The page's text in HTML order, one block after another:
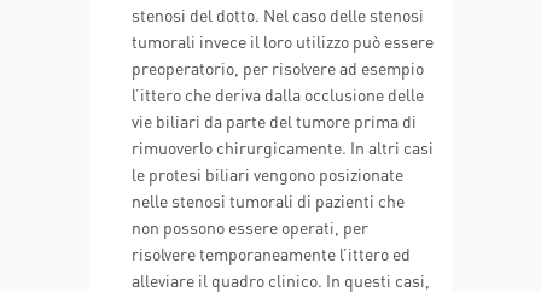
stenosi del dotto. Nel caso delle stenosi
tumorali invece il loro utilizzo può essere
preoperatorio, per risolvere ad esempio
l’ittero che deriva dalla occlusione delle
vie biliari da parte del tumore prima di
rimuoverlo chirurgicamente. In altri casi
le protesi biliari vengono posizionate
nelle stenosi tumorali di pazienti che
non possono essere operati, per
risolvere temporaneamente l’ittero ed
alleviare il quadro clinico. In questi casi,